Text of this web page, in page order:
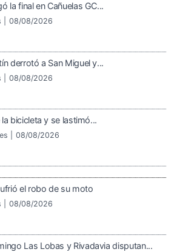
la final en Cañuelas GC...
08/08/2026
derrotó a San Miguel y...
08/08/2026
bicicleta y se lastimó...
| 08/08/2026
el robo de su moto
08/08/2026
Las Lobas y Rivadavia disputan...